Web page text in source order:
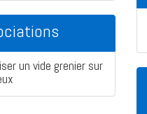
un vide grenier sur